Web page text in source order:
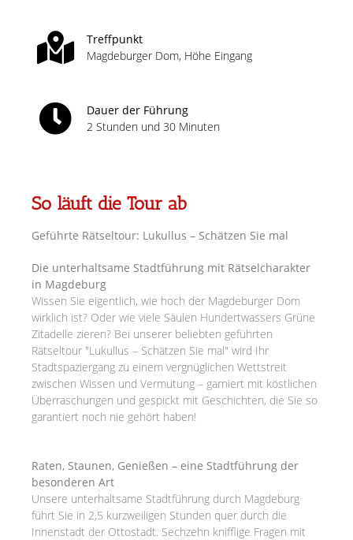
Treffpunkt
Magdeburger Dom, Höhe Eingang
Dauer der Führung
2 Stunden und 30 Minuten
So läuft die Tour ab
Geführte Rätseltour: Lukullus – Schätzen Sie mal
Die unterhaltsame Stadtführung mit Rätselcharakter
in Magdeburg
Wissen Sie eigentlich, wie hoch der Magdeburger Dom
wirklich ist? Oder wie viele Säulen Hundertwassers Grüne
Zitadelle zieren? Bei unserer beliebten geführten
Rätseltour "Lukullus – Schätzen Sie mal" wird Ihr
Stadtspaziergang zu einem vergnüglichen Wettstreit
zwischen Wissen und Vermutung – garniert mit köstlichen
Überraschungen und gespickt mit Geschichten, die Sie so
garantiert noch nie gehört haben!
Raten, Staunen, Genießen – eine Stadtführung der
besonderen Art
Unsere unterhaltsame Stadtführung durch Magdeburg
führt Sie in 2,5 kurzweiligen Stunden quer durch die
Innenstadt der Ottostadt. Sechzehn knifflige Fragen mit